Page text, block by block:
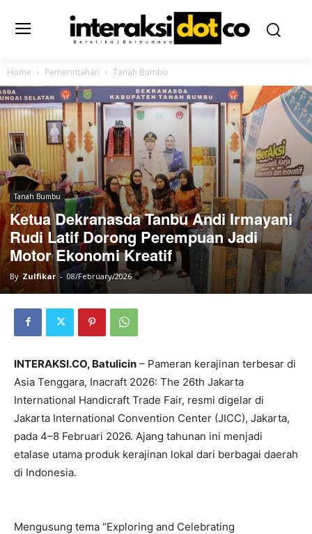
Home Pemerintahan Tanah Bumbu
Tanah Bumbu
Ketua Dekranasda Tanbu Andi Irmayani
Rudi Latif Dorong Perempuan Jadi
Motor Ekonomi Kreatif
By Zulfikar - 08/February/2026
INTERAKSI.CO, Batulicin – Pameran kerajinan terbesar di
Asia Tenggara, Inacraft 2026: The 26th Jakarta
International Handicraft Trade Fair, resmi digelar di
Jakarta International Convention Center (JICC), Jakarta,
pada 4–8 Februari 2026. Ajang tahunan ini menjadi
etalase utama produk kerajinan lokal dari berbagai daerah
di Indonesia.
Mengusung tema “Exploring and Celebrating